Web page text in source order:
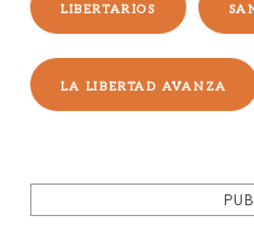
LIBERTARIOS
LA LIBERTAD AVANZA